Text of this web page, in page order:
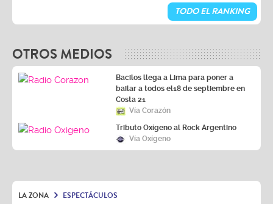
TODO EL RANKING
OTROS MEDIOS
Bacilos llega a Lima para poner a
bailar a todos el18 de septiembre en
Costa 21
Vía Corazón
Tributo Oxígeno al Rock Argentino
Vía Oxígeno
LA ZONA ESPECTÁCULOS